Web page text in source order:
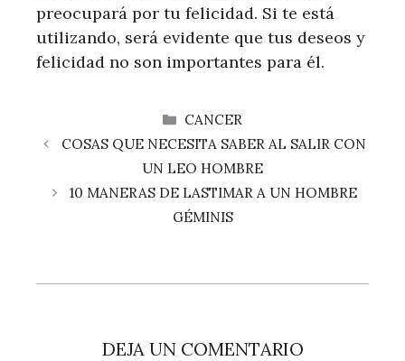
preocupará por tu felicidad. Si te está
utilizando, será evidente que tus deseos y
felicidad no son importantes para él.
CATEGORÍAS
CANCER
COSAS QUE NECESITA SABER AL SALIR CON
UN LEO HOMBRE
10 MANERAS DE LASTIMAR A UN HOMBRE
GÉMINIS
DEJA UN COMENTARIO